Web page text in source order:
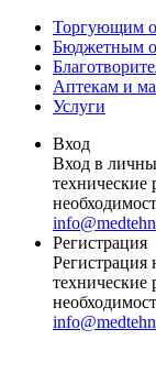
Торгующим
Бюджетным
Аптекам и
Услуги
Вход
Вход в
Регистрация
Регистрация